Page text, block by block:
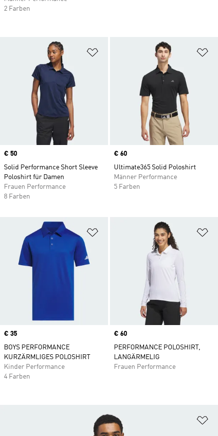
Zur Wunschliste hinzufügen
Price
€ 50
Solid Performance Short Sleeve
Poloshirt für Damen
Frauen Performance
8 Farben
Price
€ 60
Ultimate365 Solid Poloshirt
Männer Performance
5 Farben
Zur Wunschliste hinzufügen
Price
€ 35
BOYS PERFORMANCE
KURZÄRMLIGES POLOSHIRT
Kinder Performance
4 Farben
Price
€ 60
PERFORMANCE POLOSHIRT,
LANGÄRMELIG
Frauen Performance
2 Farben